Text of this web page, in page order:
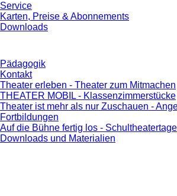
Service
Karten, Preise & Abonnements
Downloads
Pädagogik
Kontakt
Theater erleben - Theater zum Mitmachen
THEATER MOBIL - Klassenzimmerstücke
Theater ist mehr als nur Zuschauen -
Fortbildungen
Auf die Bühne fertig los - Schultheatertage
Downloads und Materialien